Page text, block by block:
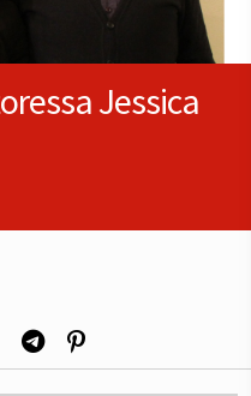
Jessica